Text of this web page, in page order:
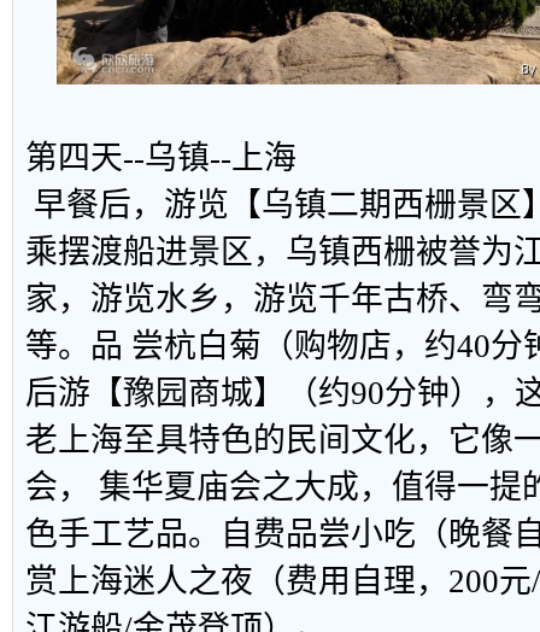
第四天--乌镇--上海
早餐后，游览【乌镇二期西栅景区
乘摆渡船进景区，乌镇西栅被誉为
家，游览水乡，游览千年古桥、弯
等。品 尝杭白菊（购物店，约40分
后游【豫园商城】（约90分钟），
老上海至具特色的民间文化，它像
会， 集华夏庙会之大成，值得一提
色手工艺品。自费品尝小吃（晚餐
赏上海迷人之夜（费用自理，200